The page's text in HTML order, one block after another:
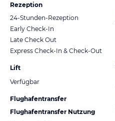
Rezeption
24-Stunden-Rezeption
Early Check-In
Late Check Out
Express Check-In & Check-Out
Lift
Verfügbar
Flughafentransfer
Flughafentransfer Nutzung